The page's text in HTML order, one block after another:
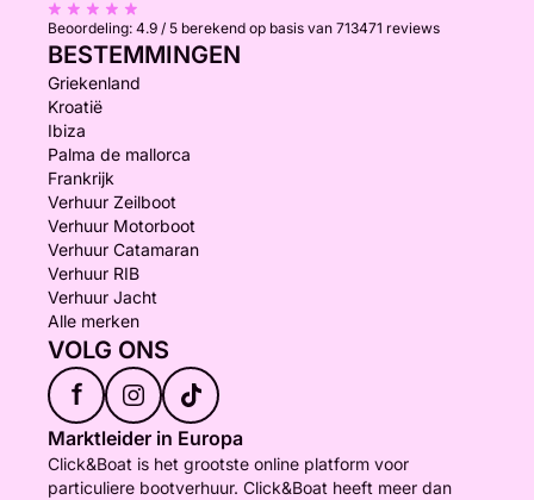
Beoordeling: 4.9 / 5 berekend op basis van 713471 reviews
BESTEMMINGEN
Griekenland
Kroatië
Ibiza
Palma de mallorca
Frankrijk
Verhuur Zeilboot
Verhuur Motorboot
Verhuur Catamaran
Verhuur RIB
Verhuur Jacht
Alle merken
VOLG ONS
f
Marktleider in Europa
Click&Boat is het grootste online platform voor
particuliere bootverhuur. Click&Boat heeft meer dan